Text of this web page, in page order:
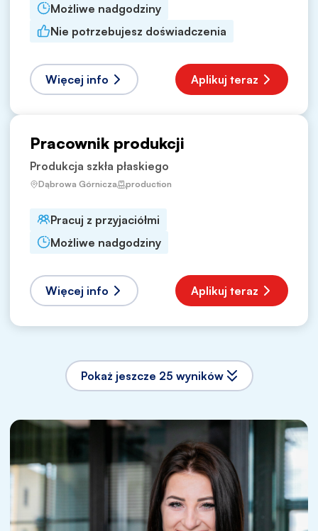
Możliwe nadgodziny
Nie potrzebujesz doświadczenia
Więcej info Aplikuj teraz
Pracownik produkcji
Produkcja szkła płaskiego
Dąbrowa Górnicza production
Pracuj z przyjaciółmi
Możliwe nadgodziny
Więcej info Aplikuj teraz
Pokaż jeszcze 25 wyników